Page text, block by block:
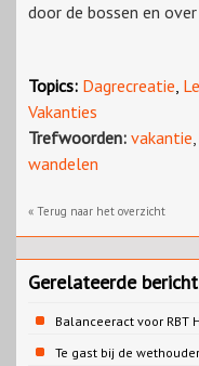
door de bossen en
Topics: Dagrecreatie,
Vakanties
Trefwoorden: vakantie,
wandelen
« Terug naar het overzicht
Gerelateerde
Balanceeract voor RBT
Te gast bij de